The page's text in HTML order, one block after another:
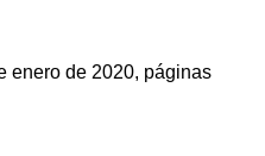
enero de 2020, páginas